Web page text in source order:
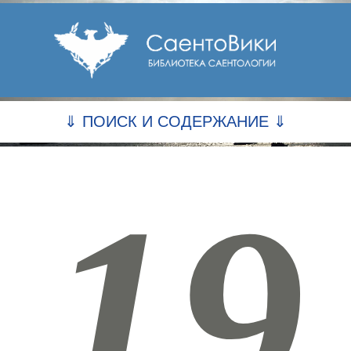
⇓ ПОИСК И СОДЕРЖАНИЕ ⇓